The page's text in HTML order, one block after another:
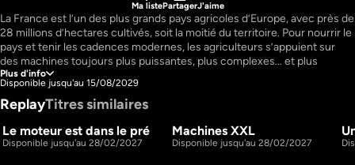
Ma listePartagerJ'aime
La France est l’un des plus grands pays agricoles d’Europe, avec près de
28 millions d’hectares cultivés, soit la moitié du territoire. Pour nourrir le
pays et tenir les cadences modernes, les agriculteurs s’appuient sur
des machines toujours plus puissantes, plus complexes… et plus
chères. "Mécaniques agricoles" nous plonge dans les coulisses de ce
monde méconnu, au cœur du quotidien d’une entreprise familiale hors
norme : le groupe Cloué. Implanté dans l’Indre depuis plus d’un siècle, le
salariés et 26 concessions réparties sur 14 départements. Son métier :
vendre, entretenir et réparer d’immenses machines capables de
Plus d'info
Disponible jusqu'au 15/08/2029
ReplayTitres similaires
S2 E1 1h14m
Le moteur est dans le pré
Disponible jusqu'au 28/02/2027 S2 E2 1h17m
Machines XXL
Disponible jusqu'au 28/02/2027